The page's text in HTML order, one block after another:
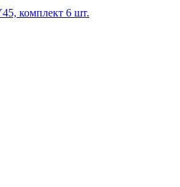
комплект 6 шт.